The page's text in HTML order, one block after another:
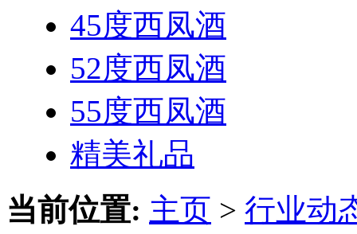
45度西凤酒
52度西凤酒
55度西凤酒
精美礼品
当前位置: 主页 > 行业动